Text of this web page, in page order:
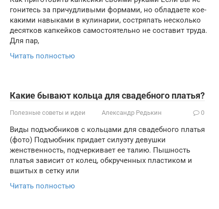
гонитесь за причудливыми формами, но обладаете кое-
какими навыками в кулинарии, состряпать несколько
десятков капкейков самостоятельно не составит труда.
Для пар,
Читать полностью
Какие бывают кольца для свадебного платья?
Полезные советы и идеи Александр Редькин 0
Виды подъюбников с кольцами для свадебного платья
(фото) Подъюбник придает силуэту девушки
женственность, подчеркивает ее талию. Пышность
платья зависит от колец, обкрученных пластиком и
вшитых в сетку или
Читать полностью